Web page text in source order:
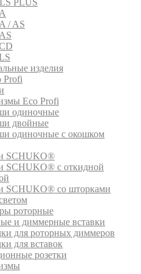
PLUS
/ AS
изделия
Profi
Eco Profi
одиночные
двойные
одиночные с окошком
SCHUKO®
SCHUKO® с откидной
SCHUKO® со шторками
роторные
и диммерные вставки
для роторных диммеров
для вставок
розетки